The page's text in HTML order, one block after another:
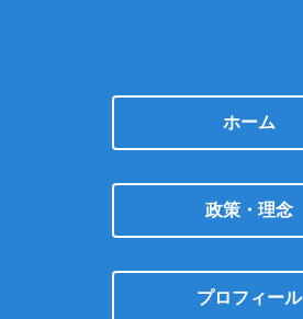
ホーム
政策・理念
プロフィール